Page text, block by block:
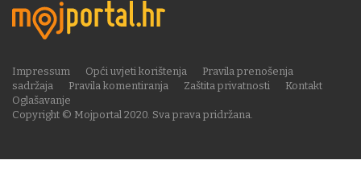
Copyright © Mojportal 2020. Sva prava pridržana.
Impressum Opći uvjeti korištenja
Pravila prenošenja
sadržaja
Pravila komentiranja Zaštita privatnosti
Kontakt
Oglašavanje